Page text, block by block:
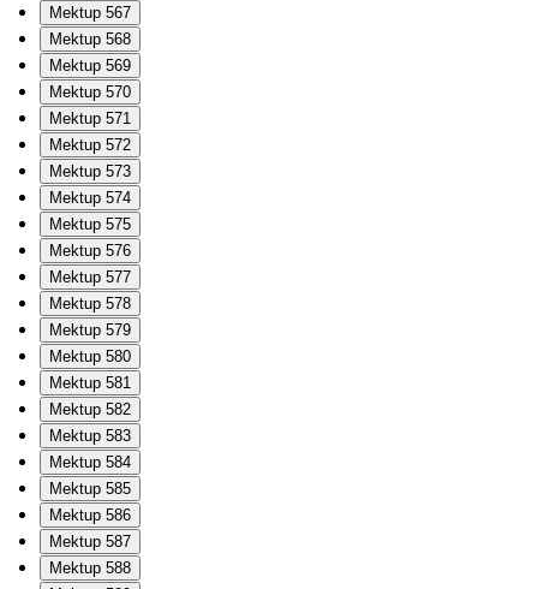
Mektup 567
Mektup 568
Mektup 569
Mektup 570
Mektup 571
Mektup 572
Mektup 573
Mektup 574
Mektup 575
Mektup 576
Mektup 577
Mektup 578
Mektup 579
Mektup 580
Mektup 581
Mektup 582
Mektup 583
Mektup 584
Mektup 585
Mektup 586
Mektup 587
Mektup 588